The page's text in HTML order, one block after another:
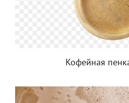
Кофейная